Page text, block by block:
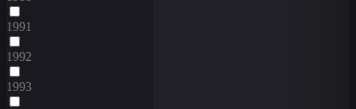
1991
1992
1993